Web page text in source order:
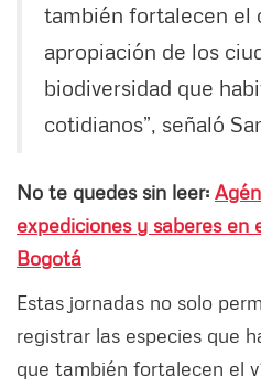
también fortalecen el
apropiación de los
biodiversidad que
cotidianos”, señaló
No te quedes sin leer:
expediciones y saberes en
Bogotá
Estas jornadas no solo
registrar las especies que
que también fortalecen el